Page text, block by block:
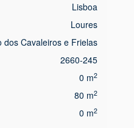
Lisboa
Loures
dos Cavaleiros e Frielas
2660-245
0 m2
80 m2
0 m2